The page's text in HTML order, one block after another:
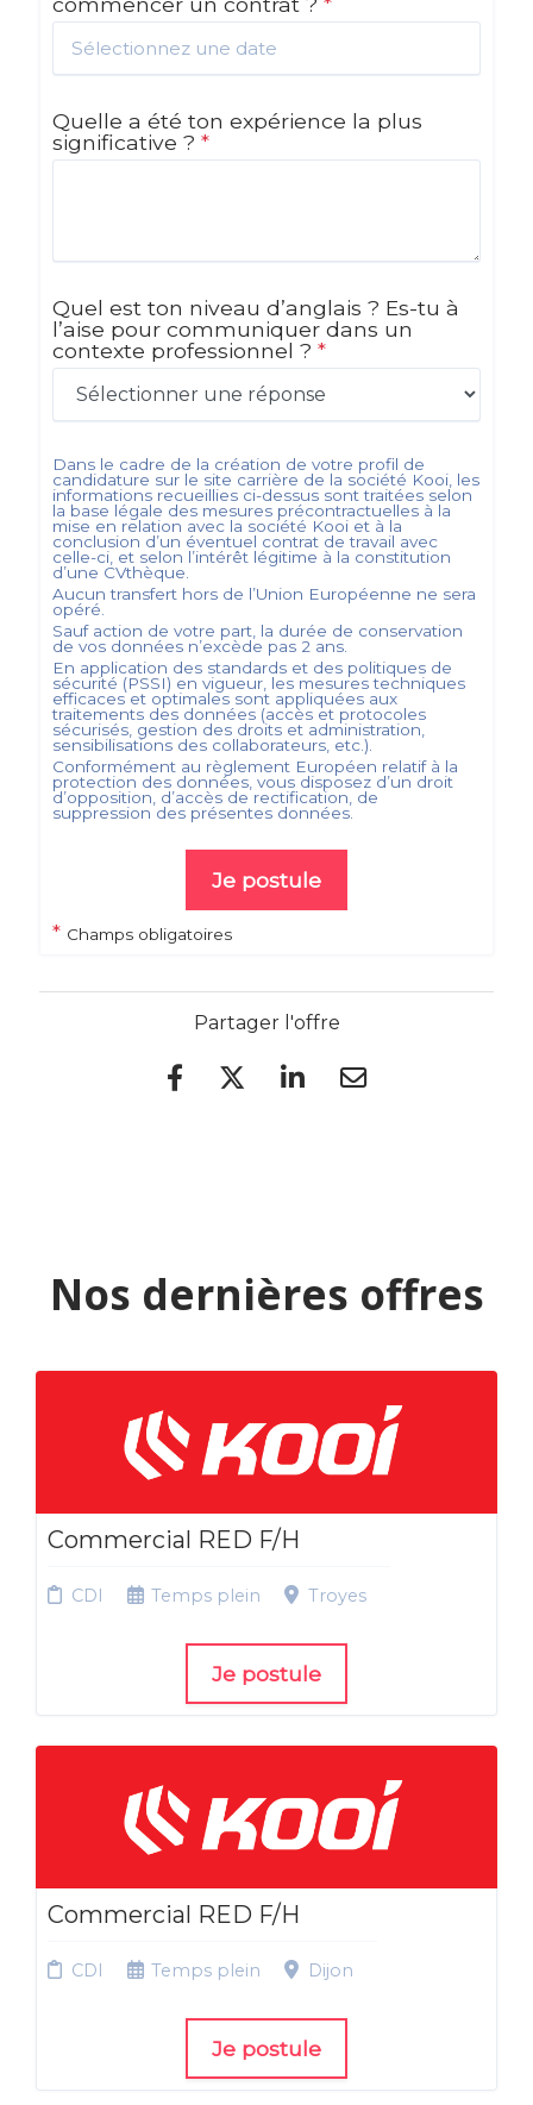
Quelle a été ton expérience la plus
significative ? *
Quel est ton niveau d’anglais ? Es-tu à
l’aise pour communiquer dans un
contexte professionnel ? *
Dans le cadre de la création de votre profil de
candidature sur le site carrière de la société Kooi, les
informations recueillies ci-dessus sont traitées selon
la base légale des mesures précontractuelles à la
mise en relation avec la société Kooiet à la
conclusion d’un éventuel contrat de travail avec
celle-ci, et selon l’intérêt légitime à la constitution
d’une CVthèque.
Aucun transfert hors de l’Union Européenne ne sera
opéré.
Sauf action de votre part, la durée de conservation
de vos données n’excède pas 2 ans.
En application des standards et des politiques de
sécurité (PSSI) en vigueur, les mesures techniques
efficaces et optimales sont appliquées aux
traitements des données (accès et protocoles
sécurisés, gestion des droits et administration,
sensibilisations des collaborateurs, etc.).
Conformément au règlement Européen relatif à la
protection des données, vous disposez d’un droit
d’opposition, d’accès de rectification, de
suppression des présentes données.
Je postule
* Champs obligatoires
Partager l'offre
Nos dernières offres
Commercial RED F/H
CDI Temps plein Troyes
Je postule
Commercial RED F/H
CDI Temps plein Dijon
Je postule